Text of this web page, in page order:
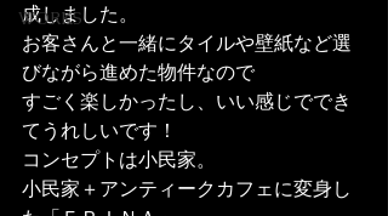
WORKS
成しました。
お客さんと一緒にタイルや壁紙など選
びながら進めた物件なので
すごく楽しかったし、いい感じででき
てうれしいです！
コンセプトは小民家。
小民家＋アンティークカフェに変身し